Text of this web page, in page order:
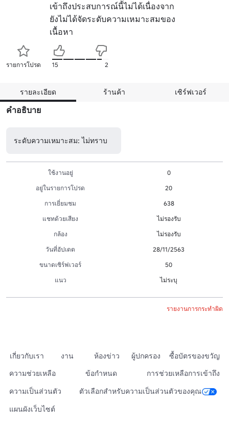
เข้าถึงประสบการณ์นี้ไม่ได้เนื่องจาก
ยังไม่ได้จัดระดับความเหมาะสมของ
เนื้อหา
รายการโปรด 15 2
รายละเอียด ร้านค้า เซิร์ฟเวอร์
คำอธิบาย
ระดับความเหมาะสม: ไม่ทราบ
ใช้งานอยู่
0
อยู่ในรายการโปรด
20
การเยี่ยมชม
638
แชทด้วยเสียง
ไม่รองรับ
กล้อง
ไม่รองรับ
วันที่อัปเดต
28/11/2563
ขนาดเซิร์ฟเวอร์
50
แนว
ไม่ระบุ
รายงานการกระทำผิด
เกี่ยวกับเรา งาน ห้องข่าว ผู้ปกครอง
ซื้อบัตรของขวัญ
ความช่วยเหลือ
ข้อกำหนด
การช่วยเหลือการเข้าถึง
ความเป็นส่วนตัว
ตัวเลือกสำหรับความเป็นส่วนตัวของคุณ
แผนผังเว็บไซต์